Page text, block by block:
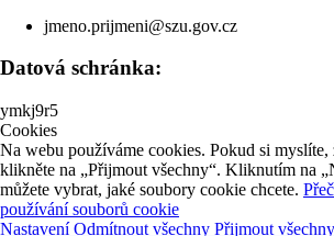
jmeno.prijmeni@szu.gov.cz
Datová schránka:
ymkj9r5
Cookies
Na webu používáme cookies. Pokud si myslíte,
klikněte na „Přijmout všechny“. Kliknutím na
můžete vybrat, jaké soubory cookie chcete.
používání souborů cookie
NastaveníOdmítnout všechny Přijmout všechny